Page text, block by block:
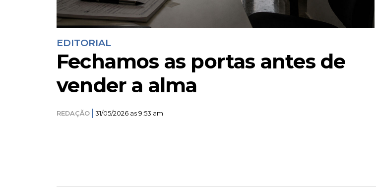
EDITORIAL
Fechamos as portas antes de
vender a alma
REDAÇÃO 31/05/2026 as 9:53 am